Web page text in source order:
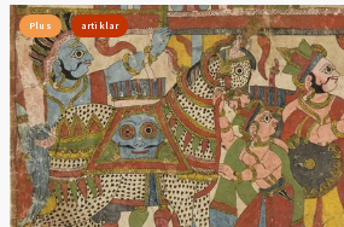
Plus artiklar